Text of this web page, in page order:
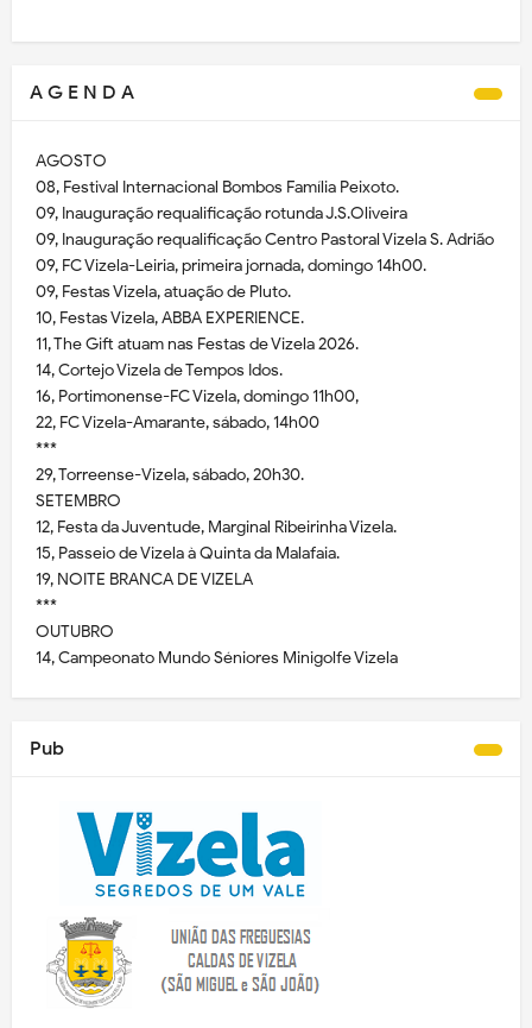
A G E N D A
AGOSTO
08, Festival Internacional Bombos Família Peixoto.
09, Inauguração requalificação rotunda J.S.Oliveira
09, Inauguração requalificação Centro Pastoral Vizela S. Adrião
09, FC Vizela-Leiria, primeira jornada, domingo 14h00.
09, Festas Vizela, atuação de Pluto.
10, Festas Vizela, ABBA EXPERIENCE.
11, The Gift atuam nas Festas de Vizela 2026.
14, Cortejo Vizela de Tempos Idos.
16, Portimonense-FC Vizela, domingo 11h00,
22, FC Vizela-Amarante, sábado, 14h00
***
29, Torreense-Vizela, sábado, 20h30.
SETEMBRO
12, Festa da Juventude, Marginal Ribeirinha Vizela.
15, Passeio de Vizela à Quinta da Malafaia.
19, NOITE BRANCA DE VIZELA
***
OUTUBRO
14, Campeonato Mundo Séniores Minigolfe Vizela
Pub